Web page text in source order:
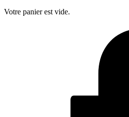
Votre panier est vide.